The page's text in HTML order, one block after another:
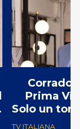
Corrado
Prima
Solo un
TV ITALIANA